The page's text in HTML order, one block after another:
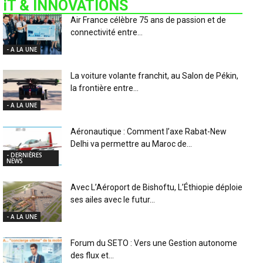
iT & INNOVATIONS
- A LA UNE
Air France célèbre 75 ans de passion et de
connectivité entre...
- A LA UNE
La voiture volante franchit, au Salon de Pékin,
la frontière entre...
- DERNIÈRES
NEWS
Aéronautique : Comment l’axe Rabat-New
Delhi va permettre au Maroc de...
- A LA UNE
Avec L’Aéroport de Bishoftu, L’Éthiopie déploie
ses ailes avec le futur...
Forum du SETO : Vers une Gestion autonome
des flux et...